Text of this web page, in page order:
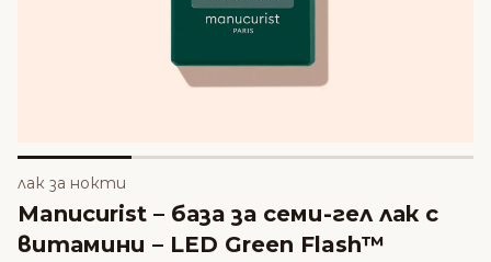
лак за нокти
Manucurist – база за семи-гел лак с
витамини – LED Green Flash™